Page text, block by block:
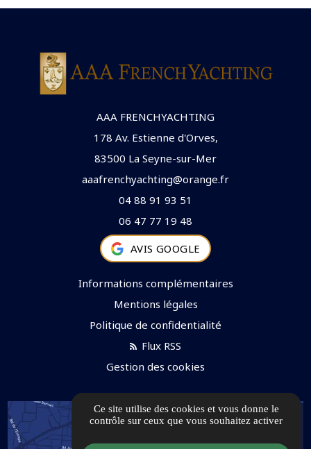
AAA FRENCHYACHTING
178 Av. Estienne d'Orves,
83500 La Seyne-sur-Mer
aaafrenchyachting@orange.fr
04 88 91 93 51
06 47 77 19 48
AVIS GOOGLE
Informations complémentaires
Mentions légales
Politique de confidentialité
Flux RSS
Gestion des cookies
Ce site utilise des cookies et vous donne le
contrôle sur ceux que vous souhaitez activer